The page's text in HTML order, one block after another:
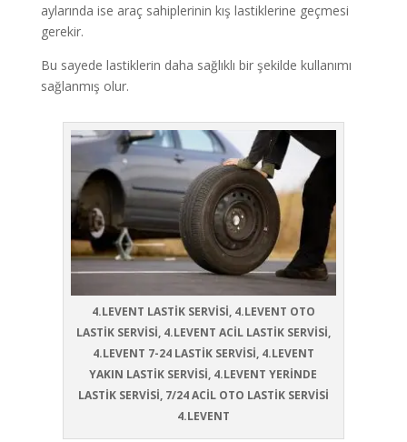
aylarında ise araç sahiplerinin kış lastiklerine geçmesi
gerekir.
Bu sayede lastiklerin daha sağlıklı bir şekilde kullanımı
sağlanmış olur.
4.LEVENT LASTİK SERVİSİ, 4.LEVENT OTO
LASTİK SERVİSİ, 4.LEVENT ACİL LASTİK SERVİSİ,
4.LEVENT 7-24 LASTİK SERVİSİ, 4.LEVENT
YAKIN LASTİK SERVİSİ, 4.LEVENT YERİNDE
LASTİK SERVİSİ, 7/24 ACİL OTO LASTİK SERVİSİ
4.LEVENT